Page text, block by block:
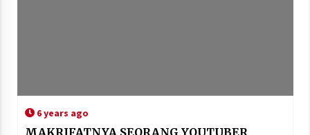
6 years ago
MAKRIFATNYA SEORANG YOUTUBER